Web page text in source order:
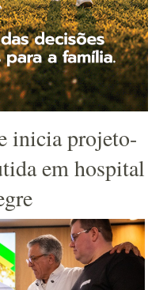
inicia projeto-
em hospital